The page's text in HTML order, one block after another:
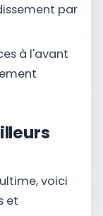
par
à l'avant
voici
et